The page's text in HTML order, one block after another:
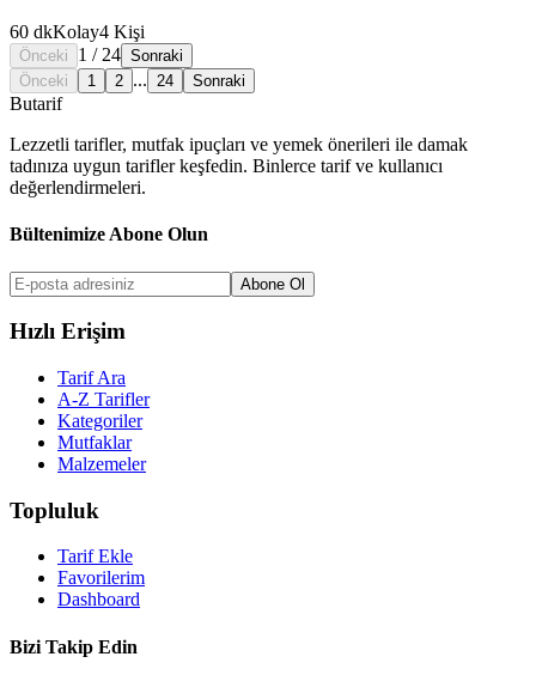
60 dkKolay4 Kişi
Önceki 1 / 24 Sonraki
Önceki
1 2 ... 24 Sonraki
Butarif
Lezzetli tarifler, mutfak ipuçları ve yemek önerileri ile damak
tadınıza uygun tarifler keşfedin. Binlerce tarif ve kullanıcı
değerlendirmeleri.
Bültenimize Abone Olun
Abone Ol
Hızlı Erişim
Tarif Ara
A-Z Tarifler
Kategoriler
Mutfaklar
Malzemeler
Topluluk
Tarif Ekle
Favorilerim
Dashboard
Bizi Takip Edin